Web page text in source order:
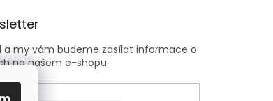
a my vám budeme zasílat informace o
na našem e-shopu.